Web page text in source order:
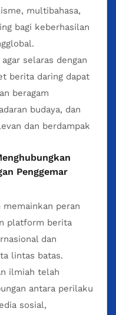
multibahasa,
bagi keberhasilan
selaras dengan
berita daring dapat
beragam
budaya, dan
dan berdampak
Penggemar
peran
platform berita
dan
lintas batas.
ilmiah telah
antara perilaku
sosial,